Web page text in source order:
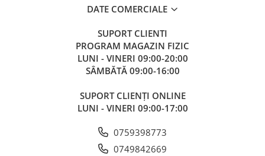
DATE COMERCIALE
SUPORT CLIENTI
PROGRAM MAGAZIN FIZIC
LUNI - VINERI 09:00-20:00
SÂMBĂTĂ 09:00-16:00
SUPORT CLIENȚI ONLINE
LUNI - VINERI 09:00-17:00
0759398773
0749842669